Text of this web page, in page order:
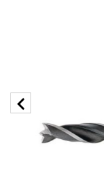
chevron_left